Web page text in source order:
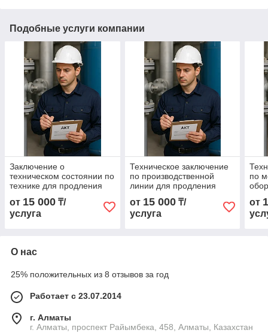
Подобные услуги компании
Заключение о
техническом состоянии по
технике для продления
эксплуатации
от 15 000 ₸/
услуга
Техническое заключение
по производственной
линии для продления
эксплуатации
от 15 000₸/
услуга
по
от
О нас
25% положительных из 8 отзывов за год
Работает с 23.07.2014
г. Алматы
г. Алматы, проспект Райымбека, 458, Алматы, Казахстан